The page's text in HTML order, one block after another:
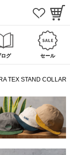
ログ セール
TEX STAND COLLAR